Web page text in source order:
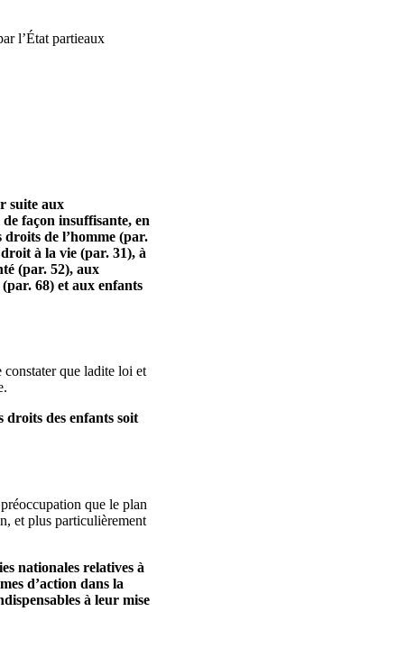
l’État partieaux
suite aux
façon insuffisante, en
de l’homme (par.
à la vie (par. 31), à
(par. 52), aux
68) et aux enfants
que ladite loi et
droits des enfants soit
que le plan
et plus particulièrement
nationales relatives à
d’action dans la
à leur mise